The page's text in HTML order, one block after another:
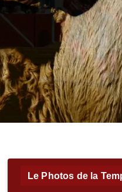
Le Photos de la